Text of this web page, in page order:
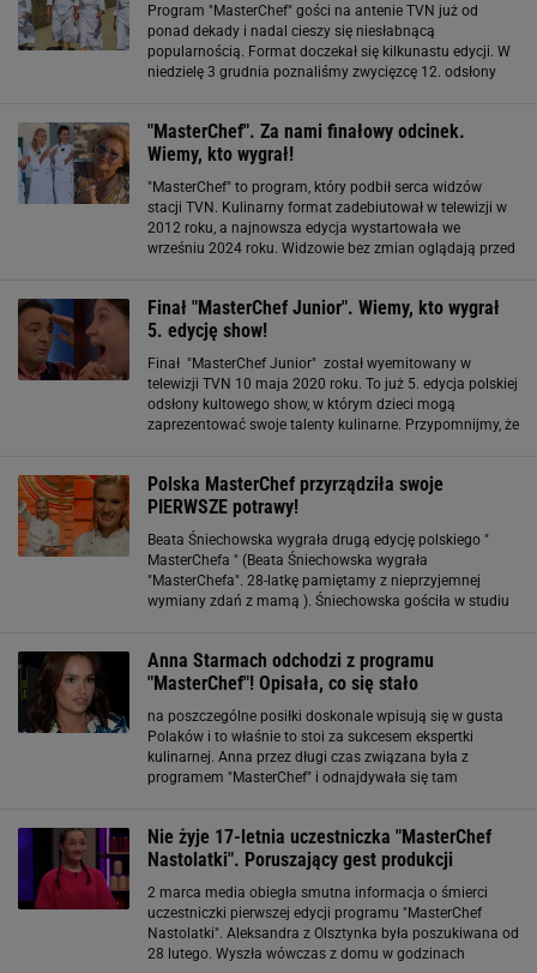
Program "MasterChef" gości na antenie TVN już od
ponad dekady i nadal cieszy się niesłabnącą
popularnością. Format doczekał się kilkunastu edycji. W
niedzielę 3 grudnia poznaliśmy zwycięzcę 12. odsłony
"MasterChef". Za nami finałowy odcinek.
Wiemy, kto wygrał!
"MasterChef" to program, który podbił serca widzów
stacji TVN. Kulinarny format zadebiutował w telewizji w
2012 roku, a najnowsza edycja wystartowała we
wrześniu 2024 roku. Widzowie bez zmian oglądają przed
Finał "MasterChef Junior". Wiemy, kto wygrał
5. edycję show!
Finał "MasterChef Junior" został wyemitowany w
telewizji TVN 10 maja 2020 roku. To już 5. edycja polskiej
odsłony kultowego show, w którym dzieci mogą
zaprezentować swoje talenty kulinarne. Przypomnijmy, że
Polska MasterChef przyrządziła swoje
PIERWSZE potrawy!
Beata Śniechowska wygrała drugą edycję polskiego "
MasterChefa " (Beata Śniechowska wygrała
"MasterChefa". 28-latkę pamiętamy z nieprzyjemnej
wymiany zdań z mamą ). Śniechowska gościła w studiu
Anna Starmach odchodzi z programu
"MasterChef"! Opisała, co się stało
na poszczególne posiłki doskonale wpisują się w gusta
Polaków i to właśnie to stoi za sukcesem ekspertki
kulinarnej. Anna przez długi czas związana była z
programem "MasterChef" i odnajdywała się tam
programie
Nie żyje 17-letnia uczestniczka "MasterChef
Nastolatki". Poruszający gest produkcji
2 marca media obiegła smutna informacja o śmierci
uczestniczki pierwszej edycji programu "MasterChef
Nastolatki". Aleksandra z Olsztynka była poszukiwana od
28 lutego. Wyszła wówczas z domu w godzinach